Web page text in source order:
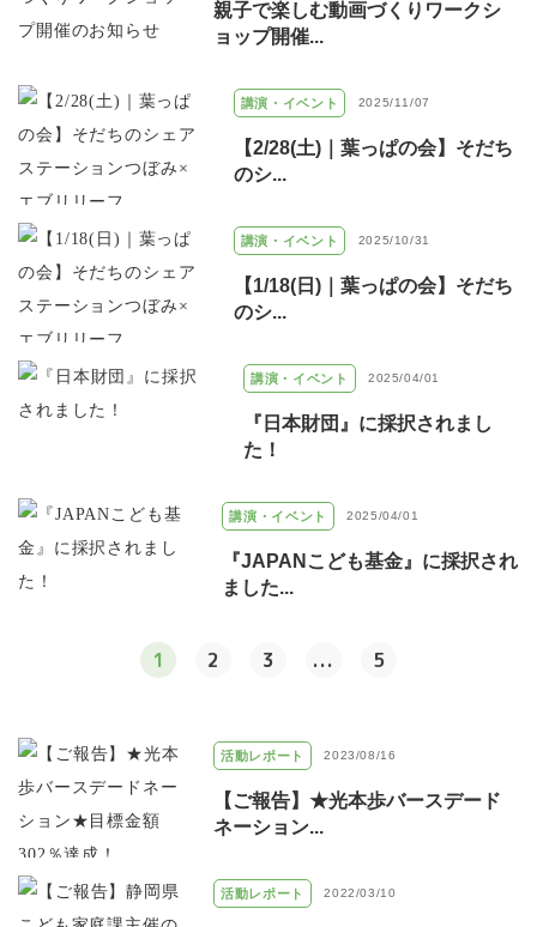
親子で楽しむ動画づくりワークシ
ョップ開催...
講演・イベント 2025/11/07
【2/28(土)｜葉っぱの会】そだち
のシ...
講演・イベント 2025/10/31
【1/18(日)｜葉っぱの会】そだち
のシ...
講演・イベント 2025/04/01
『日本財団』に採択されまし
た！
講演・イベント 2025/04/01
『JAPANこども基金』に採択され
ました...
1 2 3 ... 5
活動レポート 2023/08/16
【ご報告】★光本歩バースデード
ネーション...
活動レポート 2022/03/10